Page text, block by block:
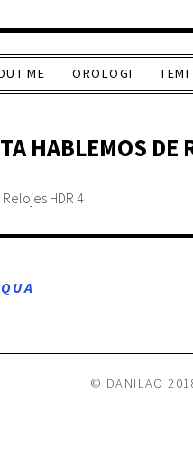
ME OROLOGI TEMI
HABLEMOS DE
QUA
© DANILAO